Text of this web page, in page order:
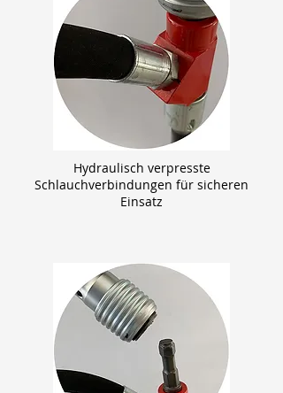
Hydraulisch verpresste
Schlauchverbindungen für sicheren
Einsatz